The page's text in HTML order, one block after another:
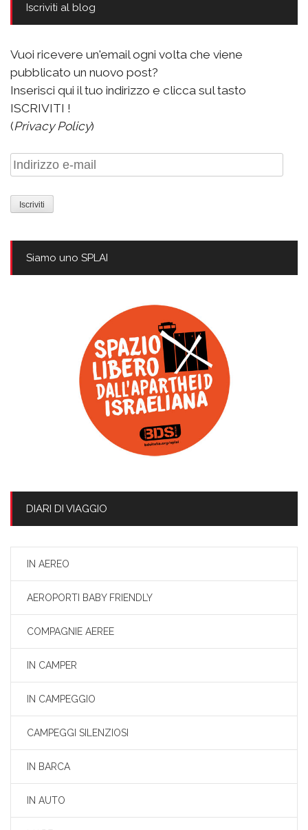
Iscriviti al blog
Vuoi ricevere un'email ogni volta che viene
pubblicato un nuovo post?
Inserisci qui il tuo indirizzo e clicca sul tasto
ISCRIVITI !
(Privacy Policy)
Indirizzo
e-
mail
Siamo uno SPLAI
DIARI DI VIAGGIO
IN AEREO
AEROPORTI BABY FRIENDLY
COMPAGNIE AEREE
IN CAMPER
IN CAMPEGGIO
CAMPEGGI SILENZIOSI
IN BARCA
IN AUTO